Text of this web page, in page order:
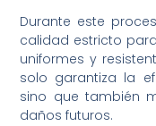
Durante este
calidad estricto
uniformes y
solo garantiza la
sino que también
daños futuros.